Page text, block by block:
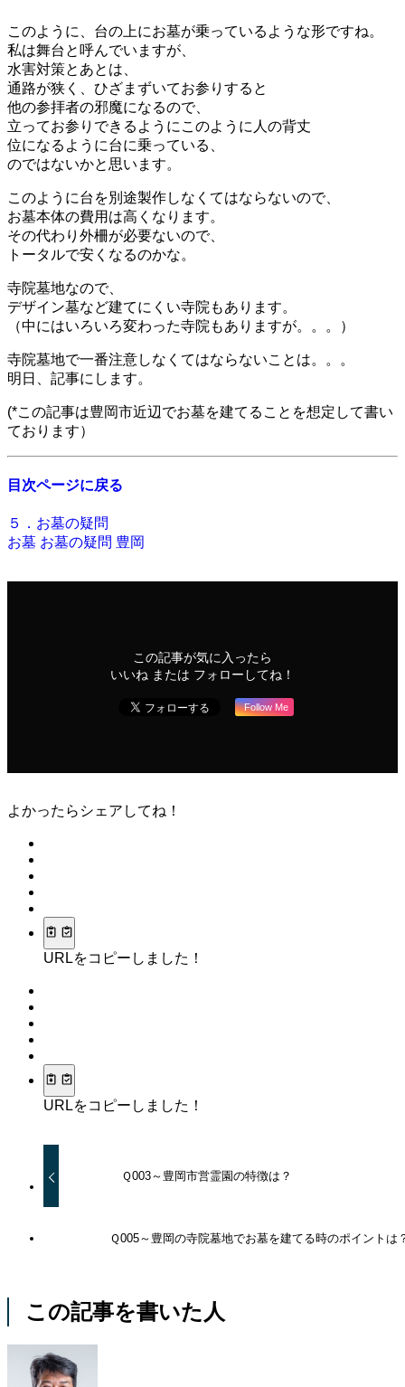
このように、台の上にお墓が乗っているような形ですね。
私は舞台と呼んでいますが、
水害対策とあとは、
通路が狭く、ひざまずいてお参りすると
他の参拝者の邪魔になるので、
立ってお参りできるようにこのように人の背丈
位になるように台に乗っている、
のではないかと思います。
このように台を別途製作しなくてはならないので、
お墓本体の費用は高くなります。
その代わり外柵が必要ないので、
トータルで安くなるのかな。
寺院墓地なので、
デザイン墓など建てにくい寺院もあります。
（中にはいろいろ変わった寺院もありますが。。。）
寺院墓地で一番注意しなくてはならないことは。。。
明日、記事にします。
(*この記事は豊岡市近辺でお墓を建てることを想定して書い
ております）
目次ページに戻る
５．お墓の疑問
お墓 お墓の疑問 豊岡
この記事が気に入ったら
いいね または フォローしてね！
Follow Me
よかったらシェアしてね！
URLをコピーしました！
URLをコピーしました！
Ｑ003～豊岡市営霊園の特徴は？
Ｑ005～豊岡の寺院墓地でお墓を建てる時のポイントは
この記事を書いた人